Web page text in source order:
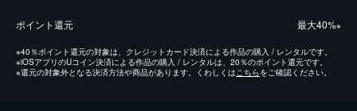
ポイント還元 最⼤40%※
※40％ポイント還元の対象は、クレジットカード決済による作品の購入 / レンタルです。
※iOSアプリのUコイン決済による作品の購入 / レンタルは、20％のポイント還元です。
※還元の対象外となる決済方法や商品があります。くわしくはこちらをご確認ください。